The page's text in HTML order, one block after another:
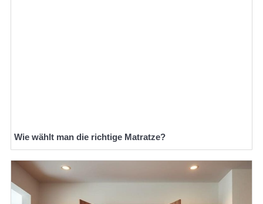
Wie wählt man die richtige Matratze?